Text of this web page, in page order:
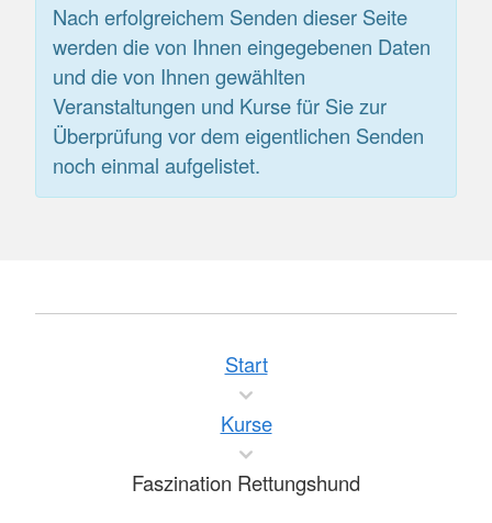
Nach erfolgreichem Senden dieser Seite
werden die von Ihnen eingegebenen Daten
und die von Ihnen gewählten
Veranstaltungen und Kurse für Sie zur
Überprüfung vor dem eigentlichen Senden
noch einmal aufgelistet.
Start
Kurse
Faszination Rettungshund